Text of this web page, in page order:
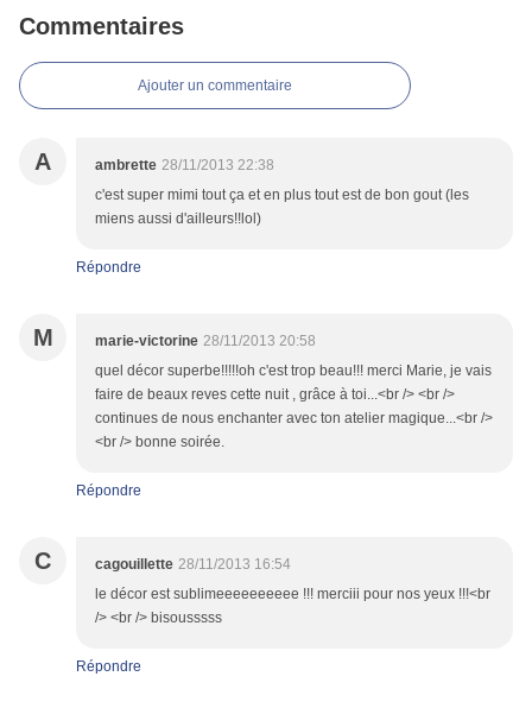
Commentaires
Ajouter un commentaire
A ambrette 28/11/2013 22:38
c'est super mimi tout ça et en plus tout est de bon gout (les
miens aussi d'ailleurs!!lol)
Répondre
M marie-victorine 28/11/2013 20:58
quel décor superbe!!!!!oh c'est trop beau!!! merci Marie, je vais
faire de beaux reves cette nuit , grâce à toi...<br /> <br />
continues de nous enchanter avec ton atelier magique...<br />
<br /> bonne soirée.
Répondre
C cagouillette 28/11/2013 16:54
le décor est sublimeeeeeeeeee !!! merciii pour nos yeux !!!<br
/> <br /> bisousssss
Répondre